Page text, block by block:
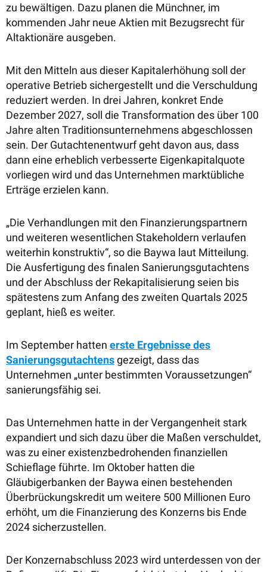
zu bewältigen. Dazu planen die Münchner, im
kommenden Jahr neue Aktien mit Bezugsrecht für
Altaktionäre ausgeben.
Mit den Mitteln aus dieser Kapitalerhöhung soll der
operative Betrieb sichergestellt und die Verschuldung
reduziert werden. In drei Jahren, konkret Ende
Dezember 2027, soll die Transformation des über 100
Jahre alten Traditionsunternehmens abgeschlossen
sein. Der Gutachtenentwurf geht davon aus, dass
dann eine erheblich verbesserte Eigenkapitalquote
vorliegen wird und das Unternehmen marktübliche
Erträge erzielen kann.
„Die Verhandlungen mit den Finanzierungspartnern
und weiteren wesentlichen Stakeholdern verlaufen
weiterhin konstruktiv“, so die Baywa laut Mitteilung.
Die Ausfertigung des finalen Sanierungsgutachtens
und der Abschluss der Rekapitalisierung seien bis
spätestens zum Anfang des zweiten Quartals 2025
geplant, hieß es weiter.
Im September hatten erste Ergebnisse des
Sanierungsgutachtensgezeigt, dass das
Unternehmen „unter bestimmten Voraussetzungen“
sanierungsfähig sei.
Das Unternehmen hatte in der Vergangenheit stark
expandiert und sich dazu über die Maßen verschuldet,
was zu einer existenzbedrohenden finanziellen
Schieflage führte. Im Oktober hatten die
Gläubigerbanken der Baywa einen bestehenden
Überbrückungskredit um weitere 500 Millionen Euro
erhöht, um die Finanzierung des Konzerns bis Ende
2024 sicherzustellen.
Der Konzernabschluss 2023 wird unterdessen von der